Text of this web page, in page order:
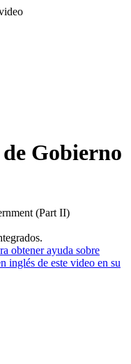
Gobierno
(Part II)
obtener ayuda sobre
inglés de este video en su